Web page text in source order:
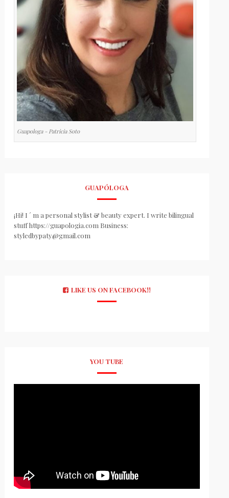
Guapologa - Patricia Soto
GUAPÓLOGA
¡Hi! I ´ m a personal stylist & beauty expert. I write bilingual
stuff https://guapologia.com Business:
styledbypaty@gmail.com
LIKE US ON FACEBOOK!!
YOU TUBE